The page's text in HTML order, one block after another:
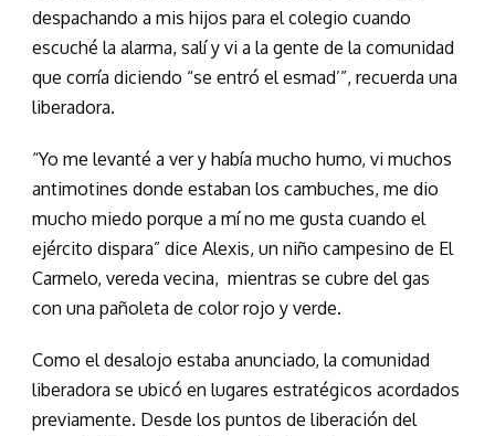
despachando a mis hijos para el colegio cuando
escuché la alarma, salí y vi a la gente de la comunidad
que corría diciendo “se entró el esmad’”, recuerda una
liberadora.
“Yo me levanté a ver y había mucho humo, vi muchos
antimotines donde estaban los cambuches, me dio
mucho miedo porque a mí no me gusta cuando el
ejército dispara” dice Alexis, un niño campesino de El
Carmelo, vereda vecina, mientras se cubre del gas
con una pañoleta de color rojo y verde.
Como el desalojo estaba anunciado, la comunidad
liberadora se ubicó en lugares estratégicos acordados
previamente. Desde los puntos de liberación del